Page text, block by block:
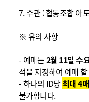
7. 주관 : 협동조합 아토
※ 유의 사항
- 예매는2월 11일 수
석을 지정하여 예매
-하나의 ID당최대 4매
불가합니다.